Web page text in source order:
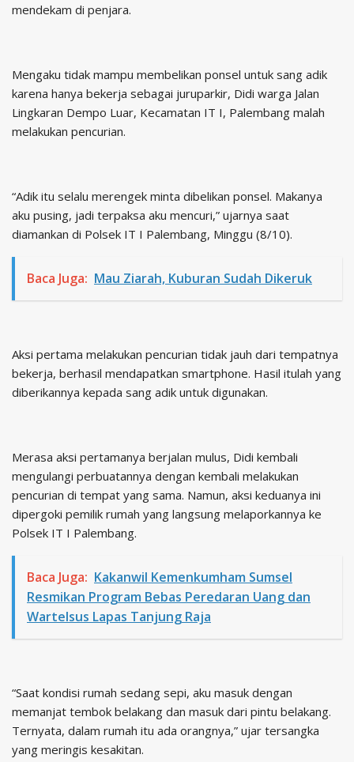
mendekam di penjara.
Mengaku tidak mampu membelikan ponsel untuk sang adik
karena hanya bekerja sebagai juruparkir, Didi warga Jalan
Lingkaran Dempo Luar, Kecamatan IT I, Palembang malah
melakukan pencurian.
“Adik itu selalu merengek minta dibelikan ponsel. Makanya
aku pusing, jadi terpaksa aku mencuri,” ujarnya saat
diamankan di Polsek IT I Palembang, Minggu (8/10).
Baca Juga: Mau Ziarah, Kuburan Sudah Dikeruk
Aksi pertama melakukan pencurian tidak jauh dari tempatnya
bekerja, berhasil mendapatkan smartphone. Hasil itulah yang
diberikannya kepada sang adik untuk digunakan.
Merasa aksi pertamanya berjalan mulus, Didi kembali
mengulangi perbuatannya dengan kembali melakukan
pencurian di tempat yang sama. Namun, aksi keduanya ini
dipergoki pemilik rumah yang langsung melaporkannya ke
Polsek IT I Palembang.
Baca Juga: Kakanwil Kemenkumham Sumsel
Resmikan Program Bebas Peredaran Uang dan
Wartelsus Lapas Tanjung Raja
“Saat kondisi rumah sedang sepi, aku masuk dengan
memanjat tembok belakang dan masuk dari pintu belakang.
Ternyata, dalam rumah itu ada orangnya,” ujar tersangka
yang meringis kesakitan.